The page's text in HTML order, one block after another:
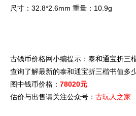
尺寸：32.8*2.6mm 重量：10.9g
古钱币价格网小编提示：泰和通宝折三
查询了解最新的泰和通宝折三楷书值多
图中钱币价格： 78020元
估价与出售请关注公众号： 古玩人之家